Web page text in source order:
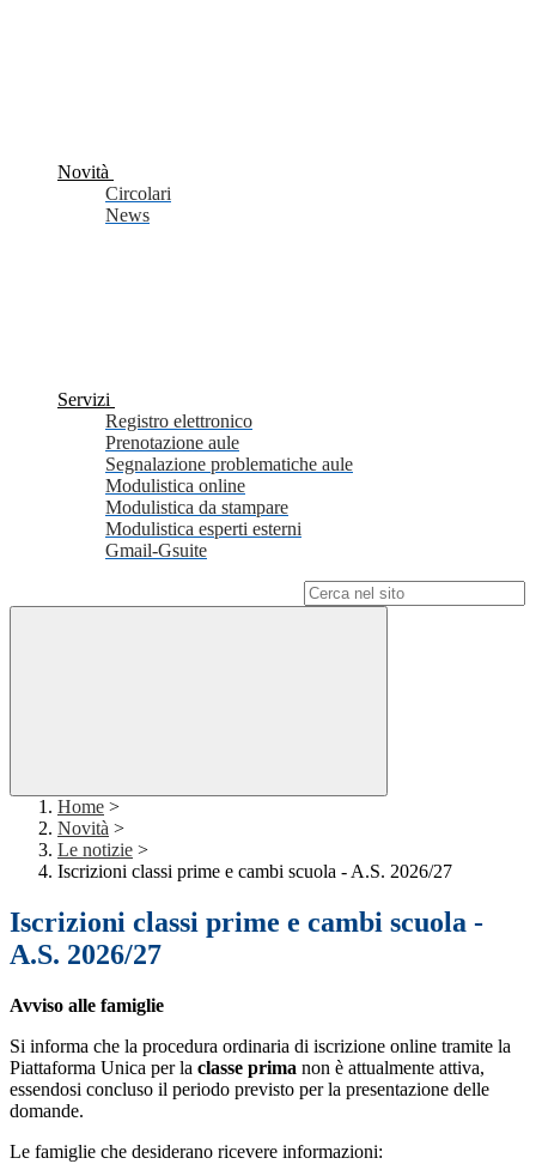
Novità
Circolari
News
Servizi
Registro elettronico
Prenotazione aule
Segnalazione problematiche aule
Modulistica online
Modulistica da stampare
Modulistica esperti esterni
Gmail-Gsuite
Home >
Novità >
Le notizie >
Iscrizioni classi prime e cambi scuola - A.S. 2026/27
Iscrizioni classi prime e cambi scuola -
A.S. 2026/27
Avviso alle famiglie
Si informa che la procedura ordinaria di iscrizione online tramite la
Piattaforma Unica per la classe prima non è attualmente attiva,
essendosi concluso il periodo previsto per la presentazione delle
domande.
Le famiglie che desiderano ricevere informazioni: